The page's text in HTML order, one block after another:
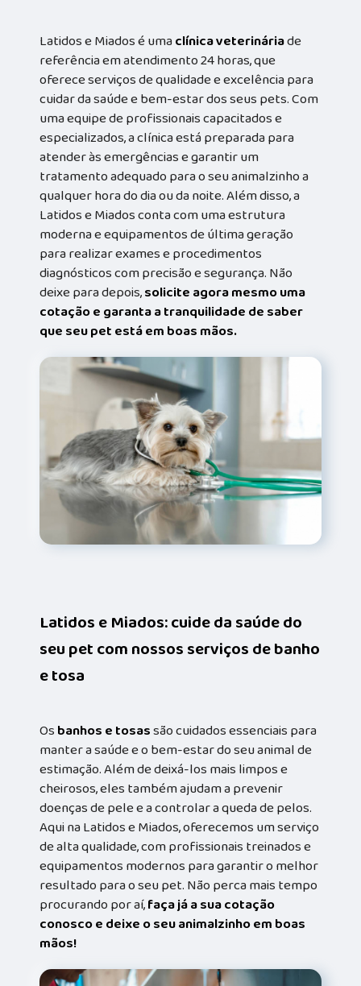
Latidos e Miados é umaclínica veterináriade
referência em atendimento 24 horas, que
oferece serviços de qualidade e excelência para
cuidar da saúde e bem-estar dos seus pets. Com
uma equipe de profissionais capacitados e
especializados, a clínica está preparada para
atender às emergências e garantir um
tratamento adequado para o seu animalzinho a
qualquer hora do dia ou da noite. Além disso, a
Latidos e Miados conta com uma estrutura
moderna e equipamentos de última geração
para realizar exames e procedimentos
diagnósticos com precisão e segurança. Não
deixe para depois,solicite agora mesmo uma
cotação e garanta a tranquilidade de saber
que seu pet está em boas mãos.
Latidos e Miados: cuide da saúde do
seu pet com nossos serviços de banho
e tosa
Osbanhos e tosassão cuidados essenciais para
manter a saúde e o bem-estar do seu animal de
estimação. Além de deixá-los mais limpos e
cheirosos, eles também ajudam a prevenir
doenças de pele e a controlar a queda de pelos.
Aqui na Latidos e Miados, oferecemos um serviço
de alta qualidade, com profissionais treinados e
equipamentos modernos para garantir o melhor
resultado para o seu pet. Não perca mais tempo
procurando por aí,faça já a sua cotação
conosco e deixe o seu animalzinho em boas
mãos!